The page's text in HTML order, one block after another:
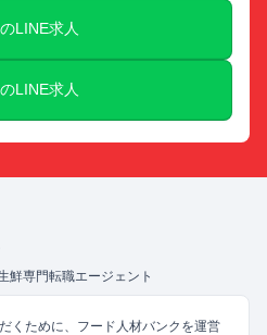
LINE求人
LINE求人
鮮専門転職エージェント
くために、フード人材バンクを運営